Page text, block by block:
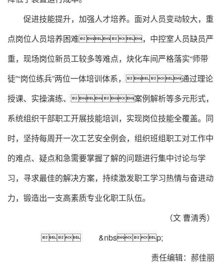
促进技能提升，加强人才培养。面对人员变动较大，重
点岗位人员培养困难，中控室人员缺员严
重，现场岗位新员工较多等难点，炔化车间严格落实“师带
徒”“岗位练兵”两位一体培训体系，通过理论
授课、实操演练、案例解析等多元形式，
系统组织干部职工开展技能培训，实现岗位技能全覆盖。同
时，坚持每周开一次工艺安全例会，组织班组职工对工作中
的难点、疑点和急需要掌握了解的问题进行集中讨论与学
习，寻求最佳的解决方案，持续激发职工学习热情与奋进动
力，锻造出一支高素质专业化职工队伍。
（文 曹清秀）
 &nbsp;
责任编辑：郝佳丽